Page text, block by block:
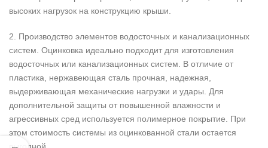
высоких нагрузок на конструкцию крыши.
2. Производство элементов водосточных и канализационных
систем. Оцинковка идеально подходит для изготовления
водосточных или канализационных систем. В отличие от
пластика, нержавеющая сталь прочная, надежная,
выдерживающая механические нагрузки и удары. Для
дополнительной защиты от повышенной влажности и
агрессивных сред используется полимерное покрытие. При
этом стоимость системы из оцинкованной стали остается